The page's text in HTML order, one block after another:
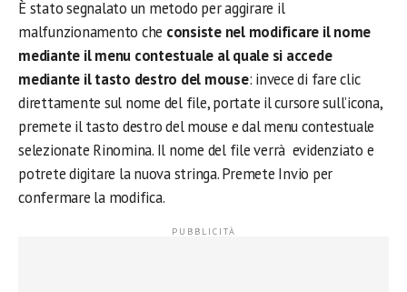
È stato segnalato un metodo per aggirare il
malfunzionamento che consiste nel modificare il nome
mediante il menu contestuale al quale si accede
mediante il tasto destro del mouse: invece di fare clic
direttamente sul nome del file, portate il cursore sull’icona,
premete il tasto destro del mouse e dal menu contestuale
selezionate Rinomina. Il nome del file verrà evidenziato e
potrete digitare la nuova stringa. Premete Invio per
confermare la modifica.